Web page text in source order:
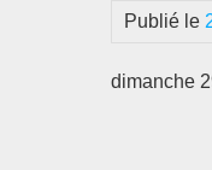
Publié le
dimanche